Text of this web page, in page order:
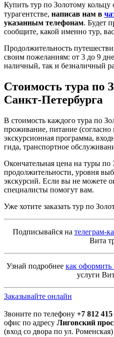
Купить тур по Золотому
турагентстве, написав нам в
указанным телефонам. Будет
сообщите, какой именно тур,
Продолжительность
своим пожеланиям: от 3 до 9
наличный, так и безналичный
Стоимость тура по
Санкт-Петербурга
В стоимость каждого тура по
проживание, питание
экскурсионная программа,
гида, транспортное
Окончательная цена на туры по
продолжительности, уровня
экскурсий. Если вы не можете
специалисты помогут вам.
Уже хотите заказать тур по
Подписывайся на телеграм-
Вита
Узнай подробнее как оформить
услуги
Заказывайте онлайн
Звоните по телефону +7 812
офис по адресу Лиговский
(вход со двора по ул. Роменская)